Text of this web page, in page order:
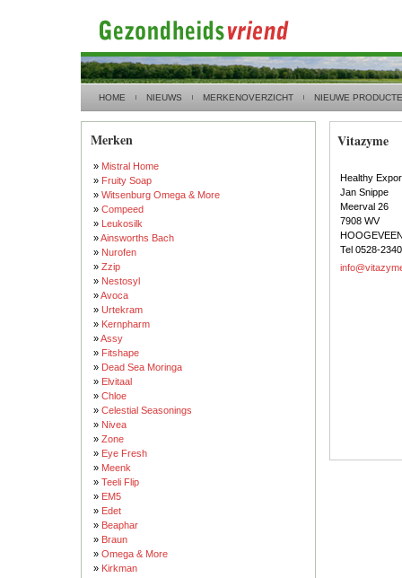
HOME NIEUWS MERKENOVERZICHT NIEUWE
Merken
» Mistral Home
» Fruity Soap
» Witsenburg Omega & More
» Compeed
» Leukosilk
»Ainsworths Bach
» Nurofen
» Zzip
» Nestosyl
»Avoca
» Urtekram
» Kernpharm
»Assy
» Fitshape
» Dead Sea Moringa
» Elvitaal
» Chloe
» Celestial Seasonings
» Nivea
» Zone
» Eye Fresh
» Meenk
» Teeli Flip
» EM5
» Edet
» Beaphar
» Braun
» Omega & More
» Kirkman
Vitazyme
Healthy
Jan Snippe
Meerval 26
7908 WV
Tel 0528-